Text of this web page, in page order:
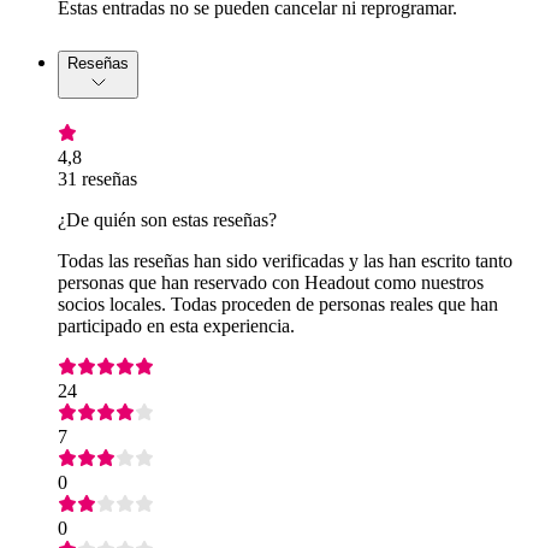
Estas entradas no se pueden cancelar ni reprogramar.
Reseñas
4,8
31 reseñas
¿De quién son estas reseñas?
Todas las reseñas han sido verificadas y las han escrito tanto
personas que han reservado con Headout como nuestros
socios locales. Todas proceden de personas reales que han
participado en esta experiencia.
24
7
0
0